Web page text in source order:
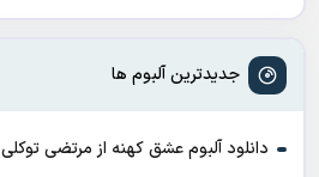
جدیدترین آلبوم ها
دانلود آلبوم عشق کهنه از مرتضی توکلی